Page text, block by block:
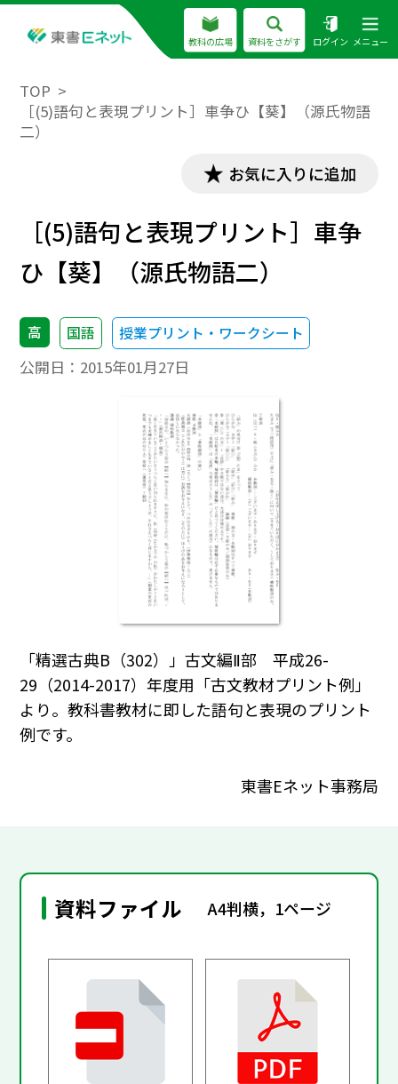
教科の広場 資料をさがす ログイン メニュー
TOP
［(5)語句と表現プリント］車争ひ【葵】（源氏物語
二）
お気に入りに追加
［(5)語句と表現プリント］車争
ひ【葵】（源氏物語二）
高 国語 授業プリント・ワークシート
公開日： 2015年01月27日
「精選古典B（302）」古文編Ⅱ部 平成26-
29（2014-2017）年度用「古文教材プリント例」
より。教科書教材に即した語句と表現のプリント
例です。
東書Eネット事務局
資料ファイル A4判横，1ページ